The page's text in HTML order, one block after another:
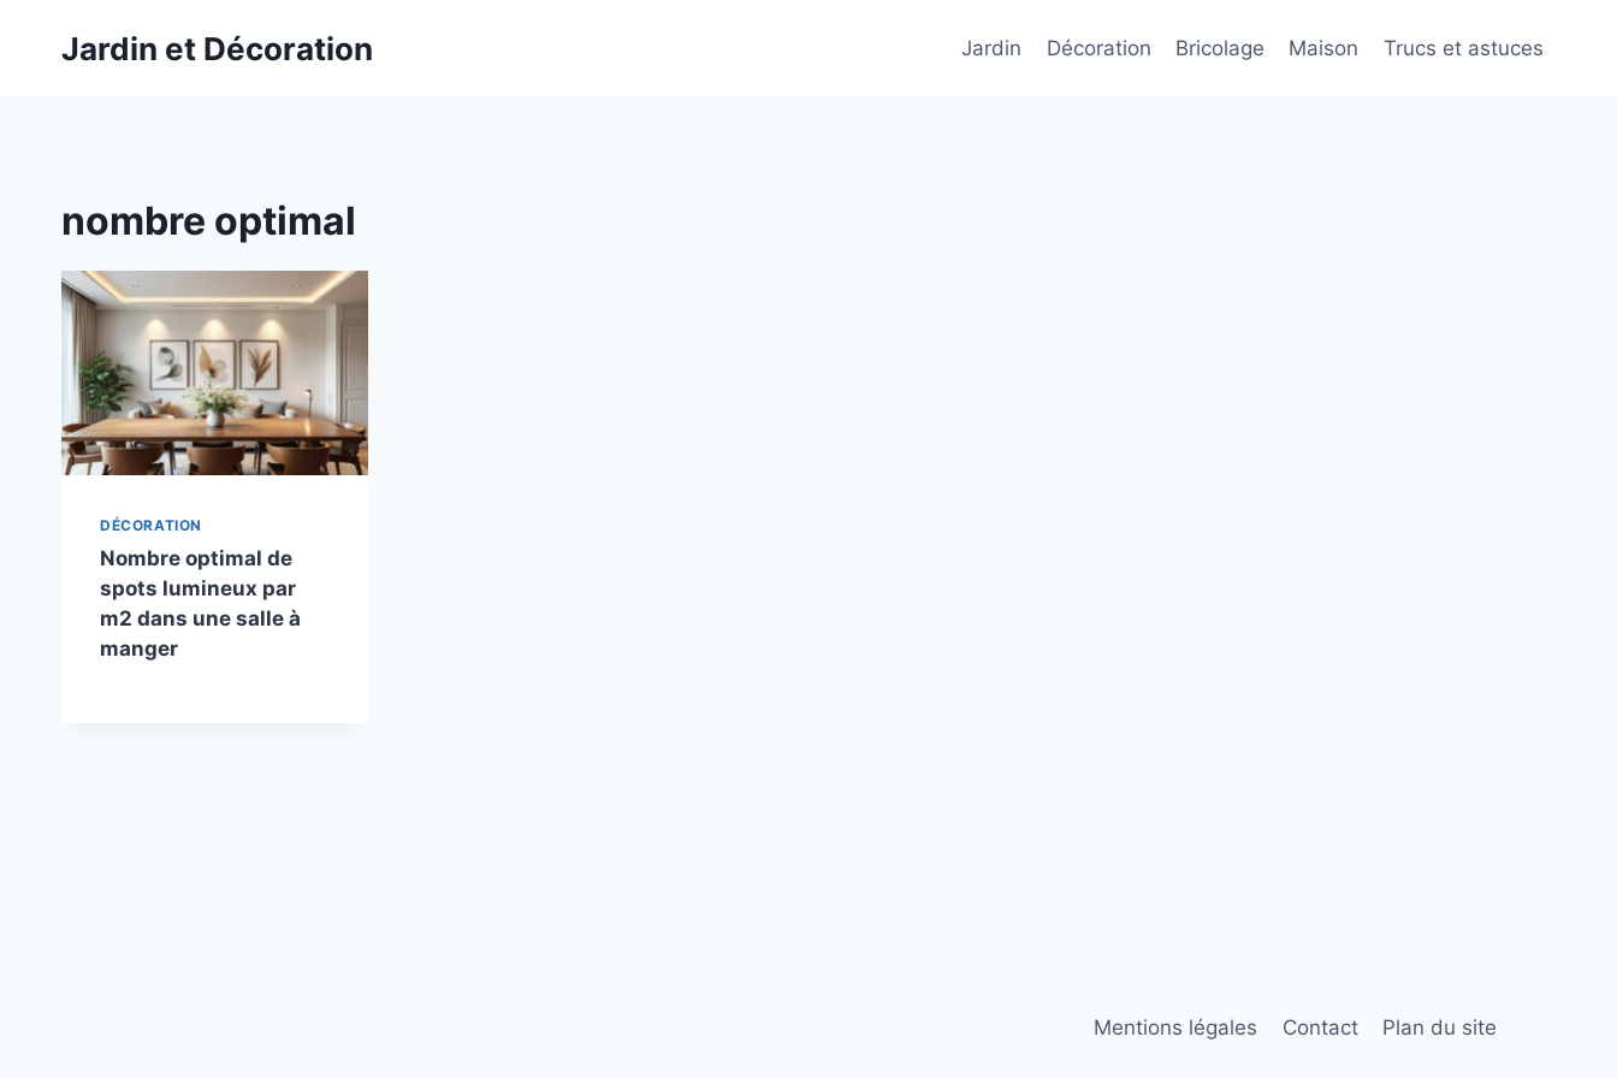
Jardin et Décoration Jardin Décoration Bricolage Maison Trucs et astuces
nombre optimal
DÉCORATION
Nombre optimal de
spots lumineux par
m2 dans une salle à
manger
Mentions légales Contact Plan du site